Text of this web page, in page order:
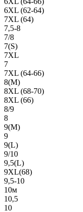
6XL (62-64)
7XL (64)
7,5-8
7/8
7(S)
7XL
7
7XL (64-66)
8(М)
8XL (68-70)
8XL (66)
8/9
8
9(М)
9
9(L)
9/10
9,5(L)
9XL(68)
9,5-10
10м
10,5
10